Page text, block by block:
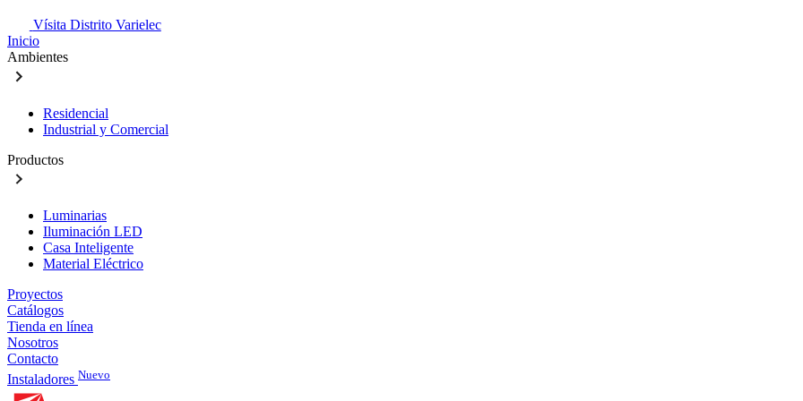
Vísita Distrito Varielec
Inicio
Ambientes
Residencial
Industrial y Comercial
Productos
Luminarias
Iluminación LED
Casa Inteligente
Material Eléctrico
Proyectos
Catálogos
Tienda en línea
Nosotros
Contacto
Instaladores Nuevo